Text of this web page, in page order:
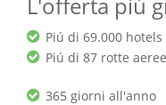
Piú di 69.000
Piú di 87 rotte
365 giorni all'anno